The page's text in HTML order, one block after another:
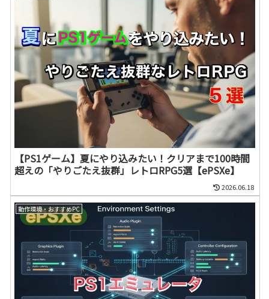
【PS1ゲーム】夏にやり込みたい！クリアまで100時間
超えの「やりごたえ抜群」レトロRPG5選【ePSXe】
2026.06.18
動作環境・おすすめPC